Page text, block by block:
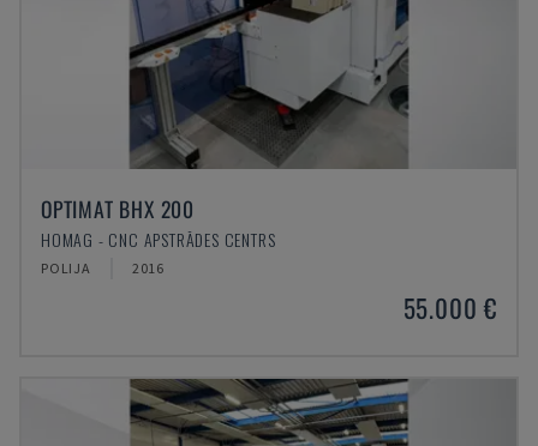
OPTIMAT BHX 200
HOMAG - CNC APSTRĀDES CENTRS
POLIJA 2016
55.000 €